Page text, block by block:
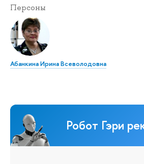
Персоны
Абанкина Ирина Всеволодовна
Робот Гэри